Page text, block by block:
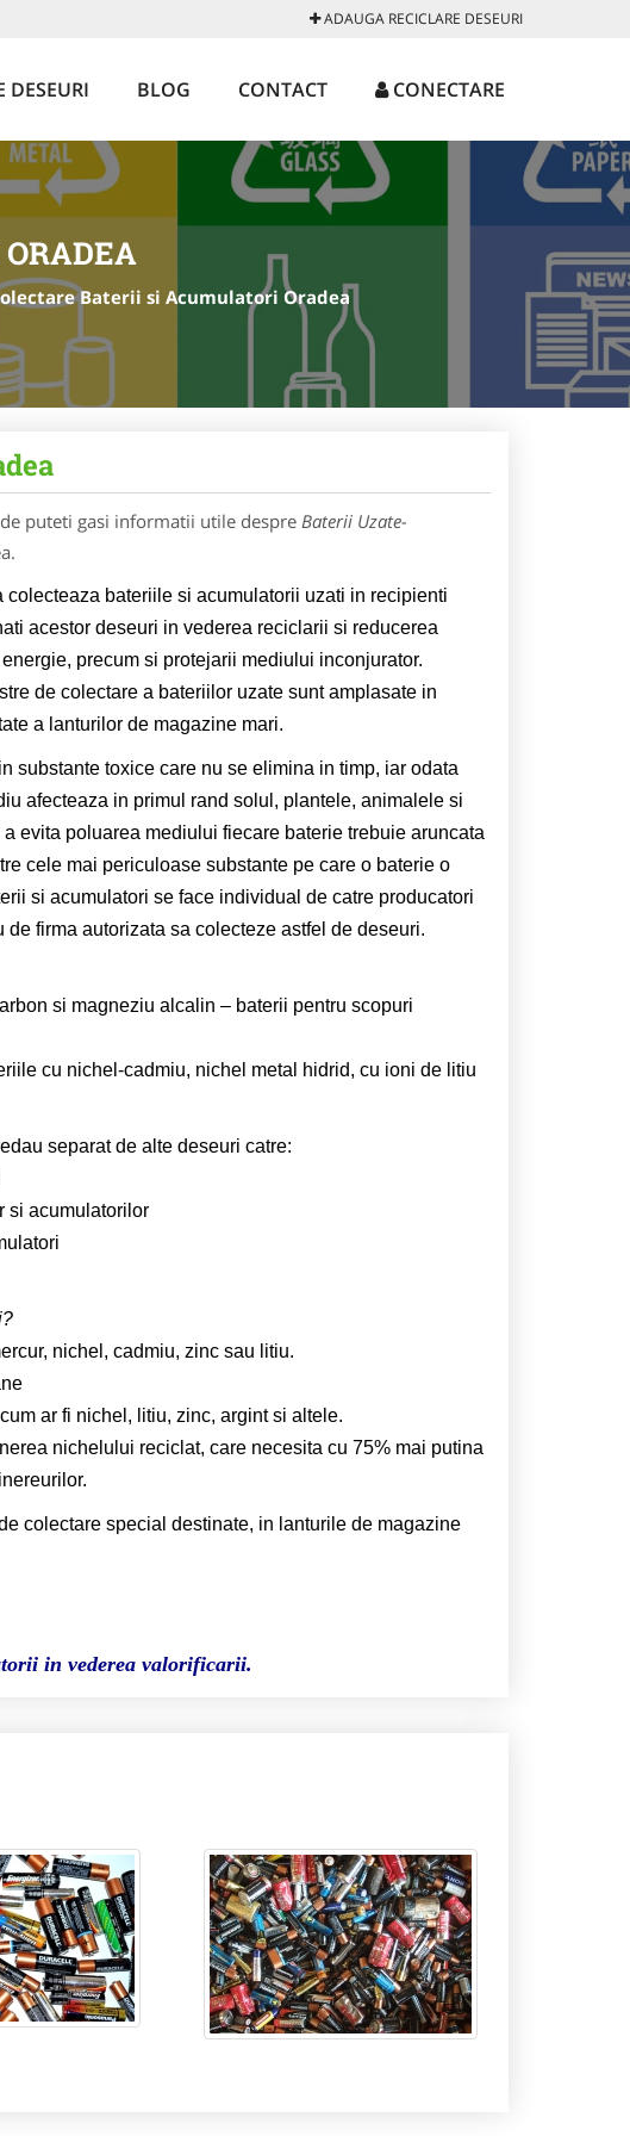
ADAUGA RECICLARE DESEURI
DESEURI BLOG CONTACT CONECTARE
Baterii si Acumulatori Oradea
puteti gasi informatii utile despreBaterii Uzate-
colecteaza bateriile si acumulatorii uzati in recipienti
acestor deseuri in vederea reciclarii si reducerea
precum si protejarii mediului inconjurator.
de colectare a bateriilor uzate sunt amplasate in
a lanturilor de magazine mari.
substante toxice care nu se elimina in timp, iar odata
afecteaza in primul rand solul, plantele, animalele si
evita poluarea mediului fiecare baterie trebuie aruncata
cele mai periculoase substante pe care o baterie o
si acumulatori se face individual de catre producatori
firma autorizata sa colecteze astfel de deseuri.
si magneziu alcalin – baterii pentru scopuri
cu nichel-cadmiu, nichel metal hidrid, cu ioni de litiu
separat de alte deseuri catre:
si acumulatorilor
nichel, cadmiu, zinc sau litiu.
ar fi nichel, litiu, zinc, argint si altele.
nichelului reciclat, care necesita cu 75% mai putina
colectare special destinate, in lanturile de magazine
in vederea valorificarii.